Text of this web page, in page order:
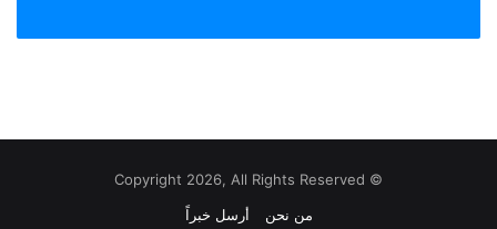
© Copyright 2026, All Rights Reserved
من نحن
أرسل خبراً